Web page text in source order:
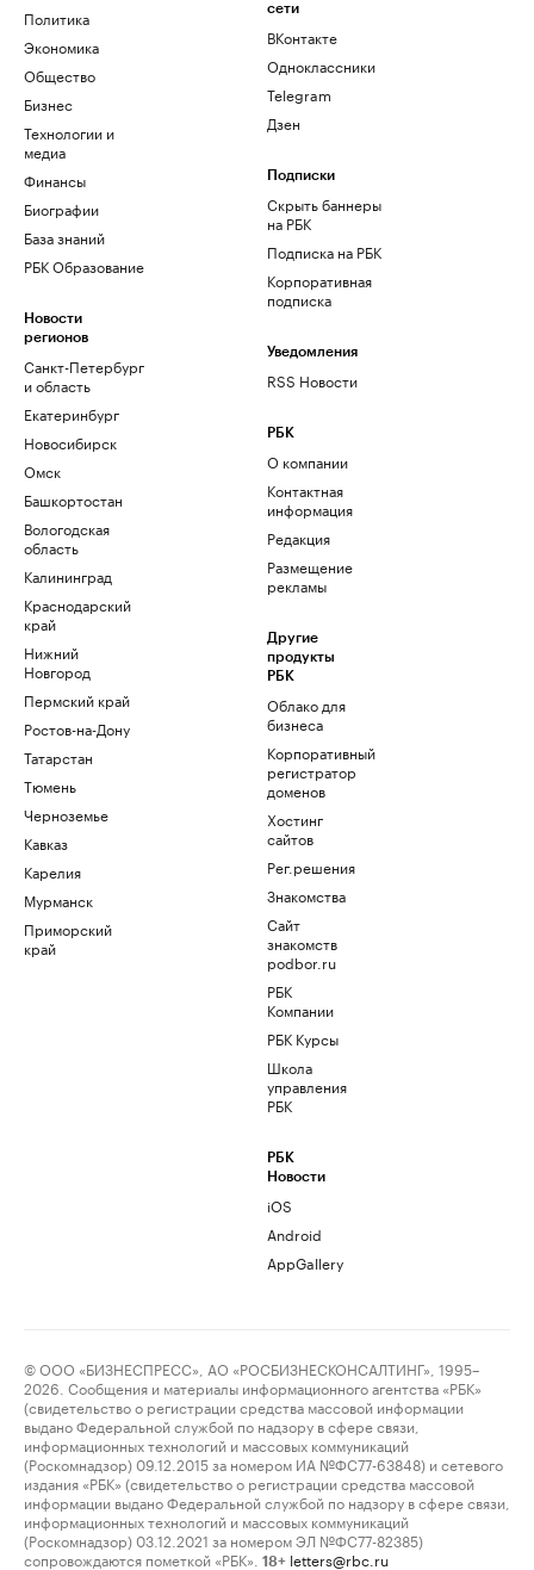
Политика
Экономика
Общество
Бизнес
Технологии и
медиа
Финансы
Биографии
База знаний
РБК Образование
Новости
регионов
Санкт-Петербург
и область
Екатеринбург
Новосибирск
Омск
Башкортостан
Вологодская
область
Калининград
Краснодарский
край
Нижний
Новгород
Пермский край
Ростов-на-Дону
Татарстан
Тюмень
Черноземье
Кавказ
Карелия
Мурманск
Приморский
край
сети
ВКонтакте
Одноклассники
Telegram
Дзен
Подписки
Скрыть баннеры
на РБК
Подписка на РБК
Корпоративная
подписка
Уведомления
RSS Новости
РБК
О компании
Контактная
информация
Редакция
Размещение
рекламы
Другие
продукты
РБК
Облако для
бизнеса
Корпоративный
регистратор
доменов
Хостинг
сайтов
Рег.решения
Знакомства
Сайт
знакомств
podbor.ru
РБК
Компании
РБК Курсы
Школа
управления
РБК
РБК
Новости
iOS
Android
AppGallery
© ООО «БИЗНЕСПРЕСС», АО «РОСБИЗНЕСКОНСАЛТИНГ», 1995–
2026. Сообщения и материалы информационного агентства «РБК»
(свидетельство о регистрации средства массовой информации
выдано Федеральной службой по надзору в сфере связи,
информационных технологий и массовых коммуникаций
(Роскомнадзор) 09.12.2015 за номером ИА №ФС77-63848) и сетевого
издания «РБК» (свидетельство о регистрации средства массовой
информации выдано Федеральной службой по надзору в сфере связи,
информационных технологий и массовых коммуникаций
(Роскомнадзор) 03.12.2021 за номером ЭЛ №ФС77-82385)
сопровождаются пометкой «РБК».
18+ letters@rbc.ru